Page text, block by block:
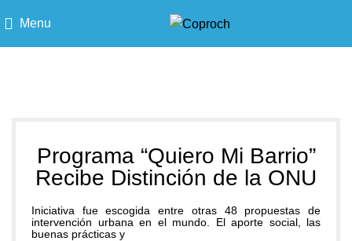
Menu
Programa “Quiero Mi Barrio”
Recibe Distinción de la ONU
Iniciativa fue escogida entre otras 48 propuestas de
intervención urbana en el mundo. El aporte social, las
buenas prácticas y